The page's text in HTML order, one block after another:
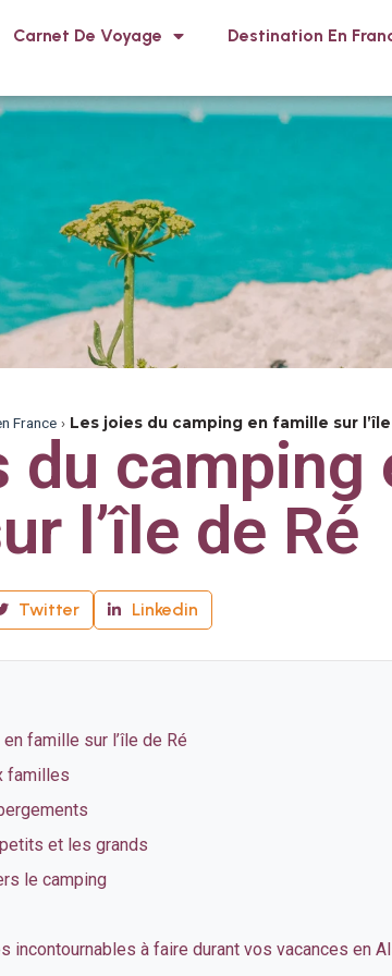
Carnet De Voyage Destination En
France› Les joies du camping en famille sur
du camping
l’île de Ré
Twitter Linkedin
famille sur l’île de Ré
familles
et les grands
le camping
incontournables à faire durant vos vacances en